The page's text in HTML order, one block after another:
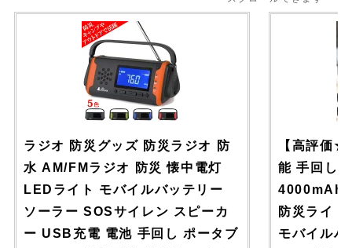
ラジオ 防災グッズ 防災ラジオ 防
水 AM/FMラジオ 防災 懐中電灯
LEDライト モバイルバッテリー
ソーラー SOSサイレン スピーカ
ー USB充電 電池 手回し ポータブ
【高評価
能 手回し
4000mAh
防災ライ
モバイル